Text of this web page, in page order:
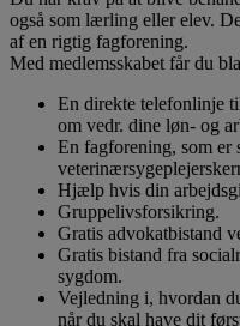
også som lærling eller elev.
af en rigtig fagforening.
Med medlemsskabet får du
En direkte telefonlinje
om vedr. dine løn- og
En fagforening, som er
Hjælp hvis din
Gruppelivsforsikring.
Gratis advokatbistand
Gratis bistand fra
sygdom.
Vejledning i, hvordan
når du skal have dit